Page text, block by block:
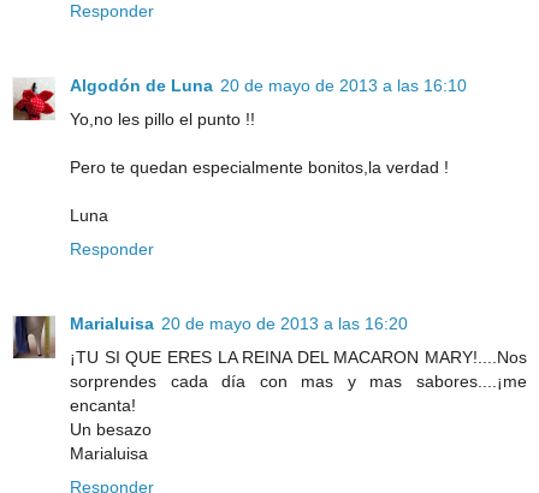
Responder
Algodón de Luna 20 de mayo de 2013 a las 16:10
Yo,no les pillo el punto !!
Pero te quedan especialmente bonitos,la verdad !
Luna
Responder
Marialuisa 20 de mayo de 2013 a las 16:20
¡TU SI QUE ERES LA REINA DEL MACARON MARY!....Nos
sorprendes cada día con mas y mas sabores....¡me
encanta!
Un besazo
Marialuisa
Responder